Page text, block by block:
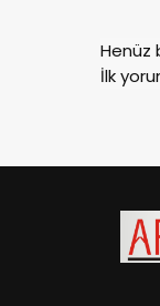
Henüz
İlk